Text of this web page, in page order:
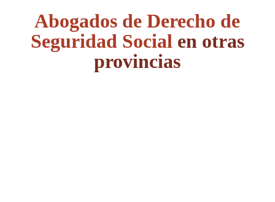
Abogados de Derecho de
Seguridad Social en otras
provincias